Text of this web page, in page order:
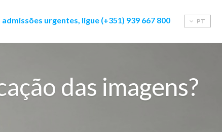
PT
admissões urgentes, ligue (+351) 939 667 800
das imagens?